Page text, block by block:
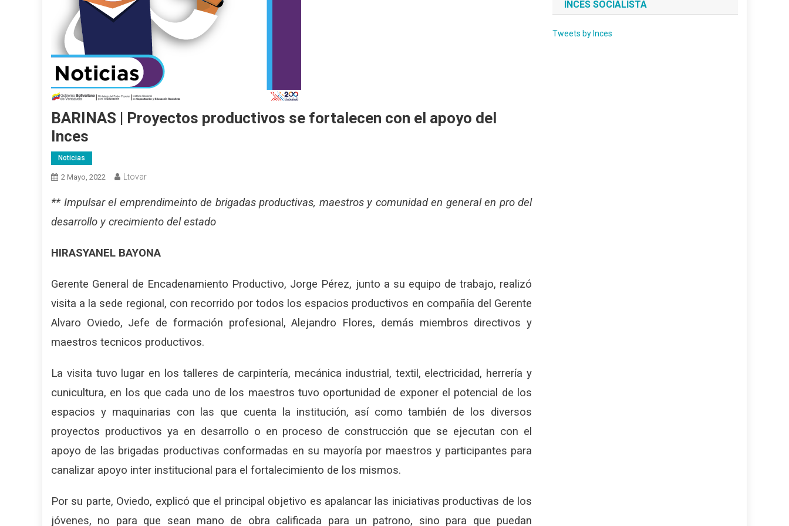
BARINAS | Proyectos productivos se fortalecen con el apoyo del
Inces
Noticias
2 Mayo, 2022 Ltovar
** Impulsar el emprendimeinto de brigadas productivas, maestros y comunidad en general en pro del
desarrollo y crecimiento del estado
HIRASYANEL BAYONA
Gerente General de Encadenamiento Productivo, Jorge Pérez, junto a su equipo de trabajo, realizó
visita a la sede regional, con recorrido por todos los espacios productivos en compañía del Gerente
Alvaro Oviedo, Jefe de formación profesional, Alejandro Flores, demás miembros directivos y
maestros tecnicos productivos.
La visita tuvo lugar en los talleres de carpintería, mecánica industrial, textil, electricidad, herrería y
cunicultura, en los que cada uno de los maestros tuvo oportunidad de exponer el potencial de los
espacios y maquinarias con las que cuenta la institución, así como también de los diversos
proyectos productivos ya en desarrollo o en proceso de construcción que se ejecutan con el
apoyo de las brigadas productivas conformadas en su mayoría por maestros y participantes para
canalizar apoyo inter institucional para el fortalecimiento de los mismos.
Por su parte, Oviedo, explicó que el principal objetivo es apalancar las iniciativas productivas de los
jóvenes, no para que sean mano de obra calificada para un patrono, sino para que puedan
INCES SOCIALISTA
Tweets by Inces